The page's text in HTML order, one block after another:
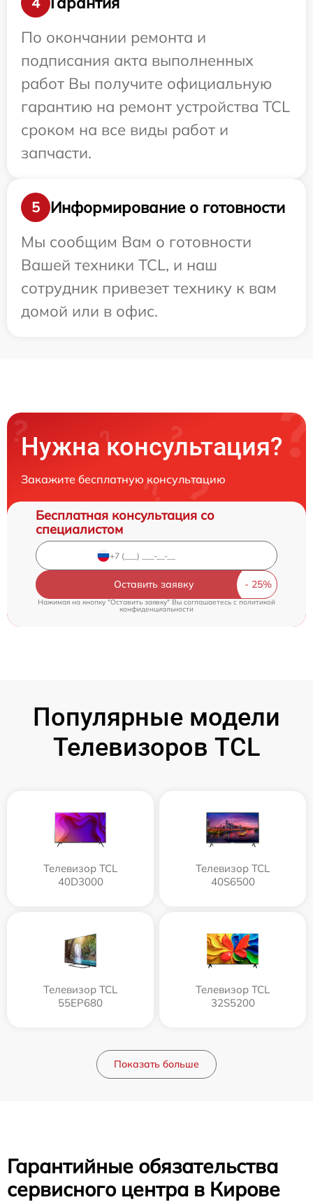
По окончании ремонта и
подписания акта выполненных
работ Вы получите официальную
гарантию на ремонт устройства TCL
сроком на все виды работ и
запчасти.
5
Информирование о готовности
Мы сообщим Вам о готовности
Вашей техники TCL, и наш
сотрудник привезет технику к вам
домой или в офис.
Нужна консультация?
Закажите бесплатную консультацию
Бесплатная консультация со
специалистом
Оставить заявку
Нажимая на кнопку "Оставить заявку" Вы соглашаетесь cполитикой
конфиденциальности
Популярные модели
Телевизоров TCL
Телевизор TCL
40D3000
Телевизор TCL
40S6500
Телевизор TCL
55EP680
Телевизор TCL
32S5200
Показать больше
Гарантийные обязательства
сервисного центра в Кирове